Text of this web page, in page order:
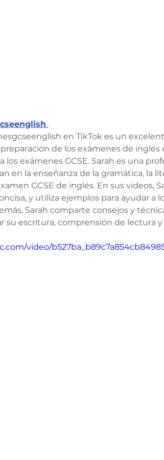
en TikTok es un
de los exámenes de inglés
exámenes GCSE. Sarah es una
en la enseñanza de la gramática, la
GCSE de inglés. En sus videos,
y utiliza ejemplos para ayudar a
Sarah comparte consejos y
su escritura, comprensión de lectura
video/